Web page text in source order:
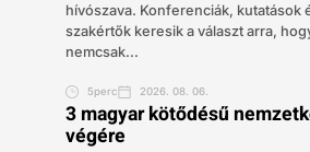
hívószava. Konferenciák, kutatások
szakértők keresik a választ arra,
nemcsak...
5perc 2026. 08. 06.
3 magyar kötődésű
végére